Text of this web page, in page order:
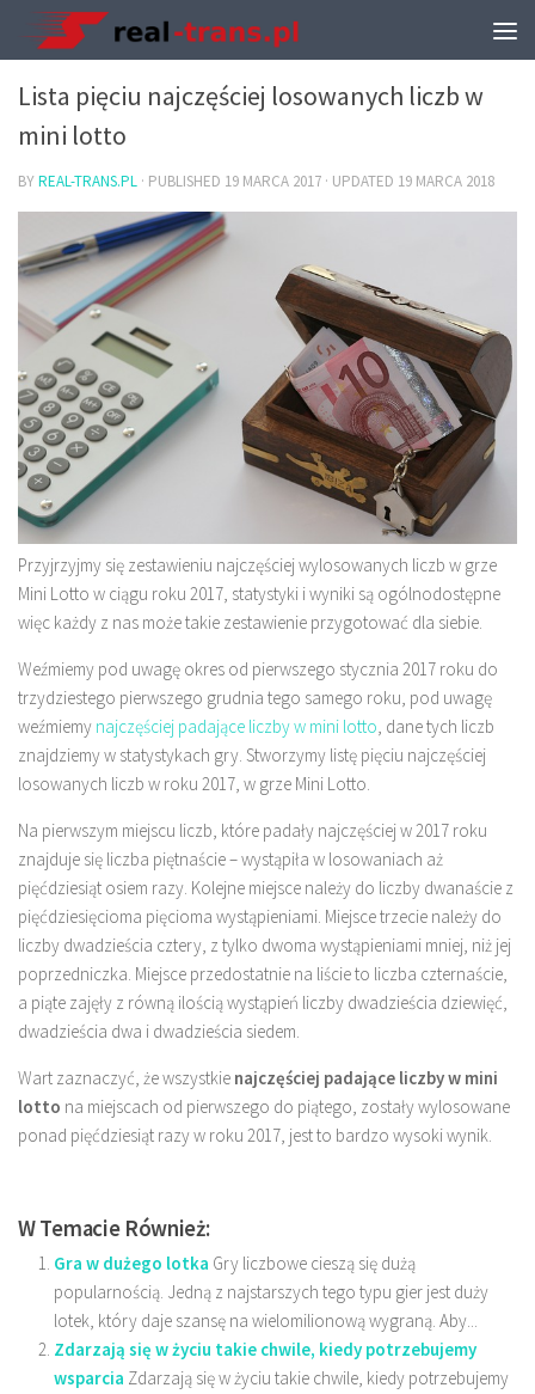
INNE
Lista pięciu najczęściej losowanych liczb w
mini lotto
BYREAL-TRANS.PL · PUBLISHED 19 MARCA 2017 · UPDATED 19 MARCA 2018
Przyjrzyjmy się zestawieniu najczęściej wylosowanych liczb w grze
Mini Lotto w ciągu roku 2017, statystyki i wyniki są ogólnodostępne
więc każdy z nas może takie zestawienie przygotować dla siebie.
Weźmiemy pod uwagę okres od pierwszego stycznia 2017 roku do
trzydziestego pierwszego grudnia tego samego roku, pod uwagę
weźmiemy najczęściej padające liczby w mini lotto, dane tych liczb
znajdziemy w statystykach gry. Stworzymy listę pięciu najczęściej
losowanych liczb w roku 2017, w grze Mini Lotto.
Na pierwszym miejscu liczb, które padały najczęściej w 2017 roku
znajduje się liczba piętnaście – wystąpiła w losowaniach aż
pięćdziesiąt osiem razy. Kolejne miejsce należy do liczby dwanaście z
pięćdziesięcioma pięcioma wystąpieniami. Miejsce trzecie należy do
liczby dwadzieścia cztery, z tylko dwoma wystąpieniami mniej, niż jej
poprzedniczka. Miejsce przedostatnie na liście to liczba czternaście,
a piąte zajęły z równą ilością wystąpień liczby dwadzieścia dziewięć,
dwadzieścia dwa i dwadzieścia siedem.
Wart zaznaczyć, że wszystkie najczęściej padające liczby w mini
lotto na miejscach od pierwszego do piątego, zostały wylosowane
ponad pięćdziesiąt razy w roku 2017, jest to bardzo wysoki wynik.
W Temacie Również:
Gra w dużego lotka Gry liczbowe cieszą się dużą
popularnością. Jedną z najstarszych tego typu gier jest duży
lotek, który daje szansę na wielomilionową wygraną. Aby...
Zdarzają się w życiu takie chwile, kiedy potrzebujemy
wsparcia Zdarzają się w życiu takie chwile, kiedy potrzebujemy